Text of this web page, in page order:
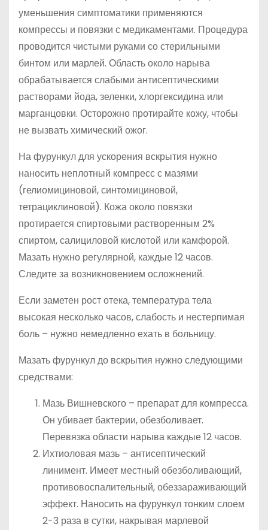
уменьшения симптоматики применяются
компрессы и повязки с медикаментами. Процедура
проводится чистыми руками со стерильными
бинтом или марлей. Область около нарыва
обрабатывается слабыми антисептическими
растворами йода, зеленки, хлоргексидина или
марганцовки. Осторожно протирайте кожу, чтобы
не вызвать химический ожог.
На фурункул для ускорения вскрытия нужно
наносить неплотный компресс с мазями
(гелиомициновой, синтомициновой,
тетрациклиновой). Кожа около повязки
протирается спиртовыми растворенным 2%
спиртом, салициловой кислотой или камфорой.
Мазать нужно регулярной, каждые 12 часов.
Следите за возникновением осложнений.
Если заметен рост отека, температура тела
высокая несколько часов, слабость и нестерпимая
боль – нужно немедленно ехать в больницу.
Мазать фурункул до вскрытия нужно следующими
средствами:
Мазь Вишневского – препарат для компресса.
Он убивает бактерии, обезболивает.
Перевязка области нарыва каждые 12 часов.
Ихтиоловая мазь – антисептический
линимент. Имеет местный обезболивающий,
противовоспалительный, обеззараживающий
эффект. Наносить на фурункул тонким слоем
2-3 раза в сутки, накрывая марлевой